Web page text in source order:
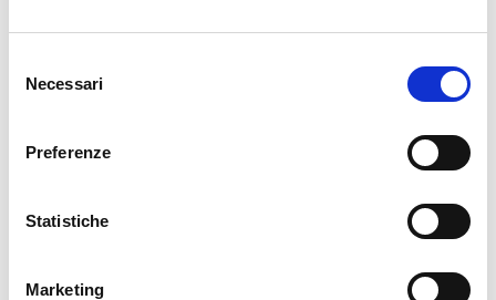
delNecessari
Preferenze
Statistiche
Marketing